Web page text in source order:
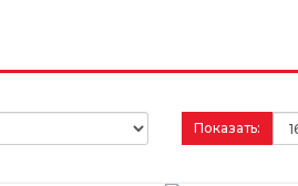
Показать: